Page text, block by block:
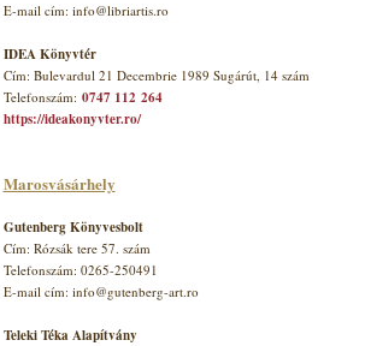
E-mail cím: info@libriartis.ro
IDEA Könyvtér
Cím: Bulevardul 21 Decembrie 1989 Sugárút, 14 szám
Telefonszám: 0747 112 264
https://ideakonyvter.ro/
Marosvásárhely
Gutenberg Könyvesbolt
Cím: Rózsák tere 57. szám
Telefonszám: 0265-250491
E-mail cím: info@gutenberg-art.ro
Teleki Téka Alapítvány